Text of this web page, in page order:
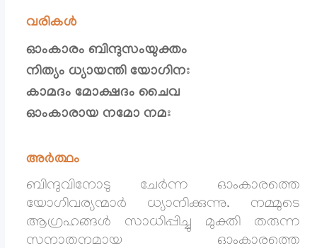
വരികൾ
ഓംകാരം ബിന്ദുസംയുക്തം
നിത്യം ധ്യായന്തി യോഗിനഃ
കാമദം മോക്ഷദം ചൈവ
ഓംകാരായ നമോ നമഃ
അർത്ഥം
ബിന്ദുവിനോടു ചേർന്ന ഓംകാരത്തെ
യോഗിവര്യന്മാർ ധ്യാനിക്കുന്നു. നമ്മുടെ
ആഗ്രഹങ്ങൾ സാധിപ്പിച്ചു മുക്തി തരുന്ന
സനാതനമായ ഓംകാരത്തെ